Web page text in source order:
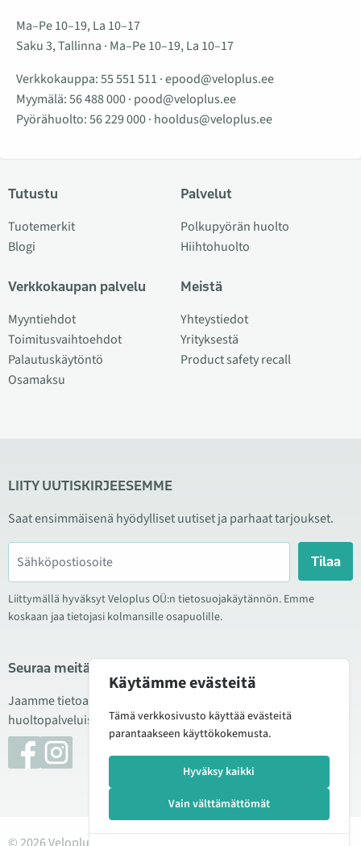
Ma–Pe 10–19, La 10–17
Saku 3, Tallinna · Ma–Pe 10–19, La 10–17
Verkkokauppa:55 551 511 ·epood@veloplus.ee
Myymälä:56 488 000· pood@veloplus.ee
Pyörähuolto:56 229 000· hooldus@veloplus.ee
Tutustu
Tuotemerkit
Blogi
Verkkokaupan palvelu
Myyntiehdot
Toimitusvaihtoehdot
Palautuskäytöntö
Osamaksu
Palvelut
Polkupyörän huolto
Hiihtohuolto
Meistä
Yhteystiedot
Yrityksestä
Product safety recall
LIITY UUTISKIRJEESEMME
Saat ensimmäisenä hyödylliset uutiset ja parhaat tarjoukset.
Tilaa
Liittymällä hyväksyt Veloplus OÜ:n tietosuojakäytännön. Emme
koskaan jaa tietojasi kolmansille osapuolille.
Seuraa meitä sosiaalisessa mediassa
Jaamme tietoa hyvistä tarjouksista, uusista tuotteista ja
huoltopalveluista. Joskus julkaisemme myös tuote-esittelyjä.
Käytämme evästeitä
Tämä verkkosivusto käyttää evästeitä
parantaakseen käyttökokemusta.
Hyväksy kaikki
Vain välttämättömät